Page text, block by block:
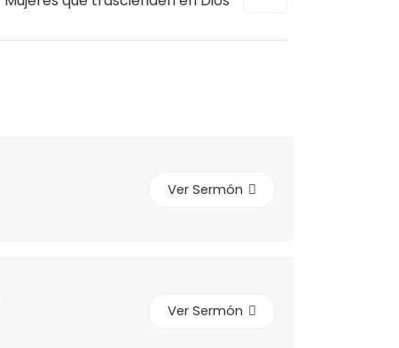
Ver Sermón
Ver Sermón